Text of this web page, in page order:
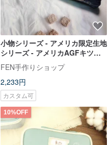
小物シリーズ - アメリカ限定生地
シリーズ - アメリカAGFキツネ
のプラネタリウムリーディング
ペンケース - ペンケース -
FEN手作りショップ
2,233円
カスタム可
10%OFF